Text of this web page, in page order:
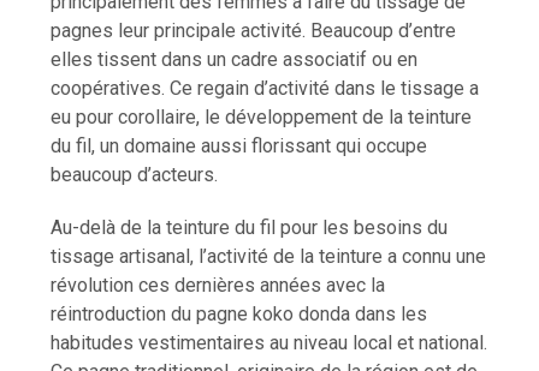
pagnes leur principale activité. Beaucoup d’entre
elles tissent dans un cadre associatif ou en
coopératives. Ce regain d’activité dans le tissage a
eu pour corollaire, le développement de la teinture
du fil, un domaine aussi florissant qui occupe
beaucoup d’acteurs.
Au-delà de la teinture du fil pour les besoins du
tissage artisanal, l’activité de la teinture a connu une
révolution ces dernières années avec la
réintroduction du pagne koko donda dans les
habitudes vestimentaires au niveau local et national.